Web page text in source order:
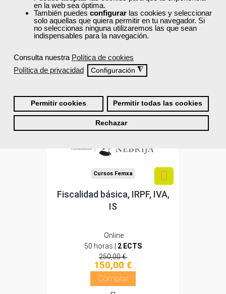
en la web sea óptima.
También puedes configurar las cookies y seleccionar
solo aquellas que quiera permitir en tu navegador. Si
no seleccionas ninguna utilizaremos las que sean
indispensables para la navegación.
Consulta nuestra Política de cookies
Política de privacidad
Configuración ◮
Permitir cookies Permitir todas las cookies
Rechazar
Avalado y reconocido por
la
Universidad Nebrija
Sin requisitos de acceso
Doble titulación
Cursos Femxa
Fiscalidad básica, IRPF, IVA,
IS
Online
50 horas | 2 ECTS
250,00 €
150,00 €
Comprar